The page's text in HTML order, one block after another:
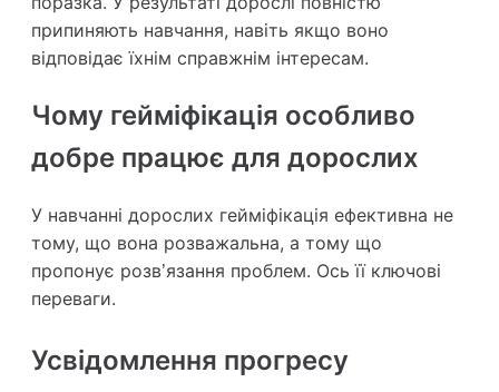
припиняють навчання, навіть якщо воно
відповідає їхнім справжнім інтересам.
Чому гейміфікація особливо
добре працює для дорослих
У навчанні дорослих гейміфікація ефективна не
тому, що вона розважальна, а тому що
пропонує розв’язання проблем. Ось її ключові
переваги.
Усвідомлення прогресу